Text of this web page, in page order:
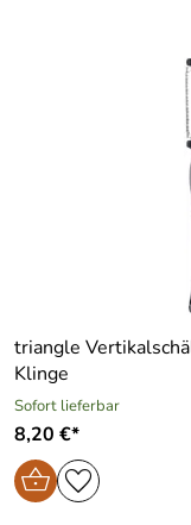
triangle
Klinge
Sofort lieferbar
8,20 €*